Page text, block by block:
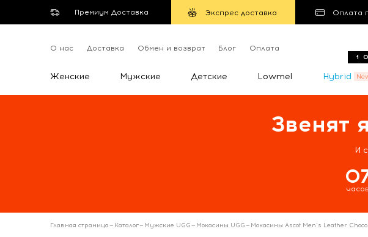
Премиум Доставка Экспрес доставка Оплата
О нас Доставка Обмен и возврат Блог Оплата
Женские Мужские Детские Lowmel Hybrid
Звенят
И
часов
Главная страница— Каталог— Мужские UGG— Мокасины UGG— Мокасины Ascot Men's Leather